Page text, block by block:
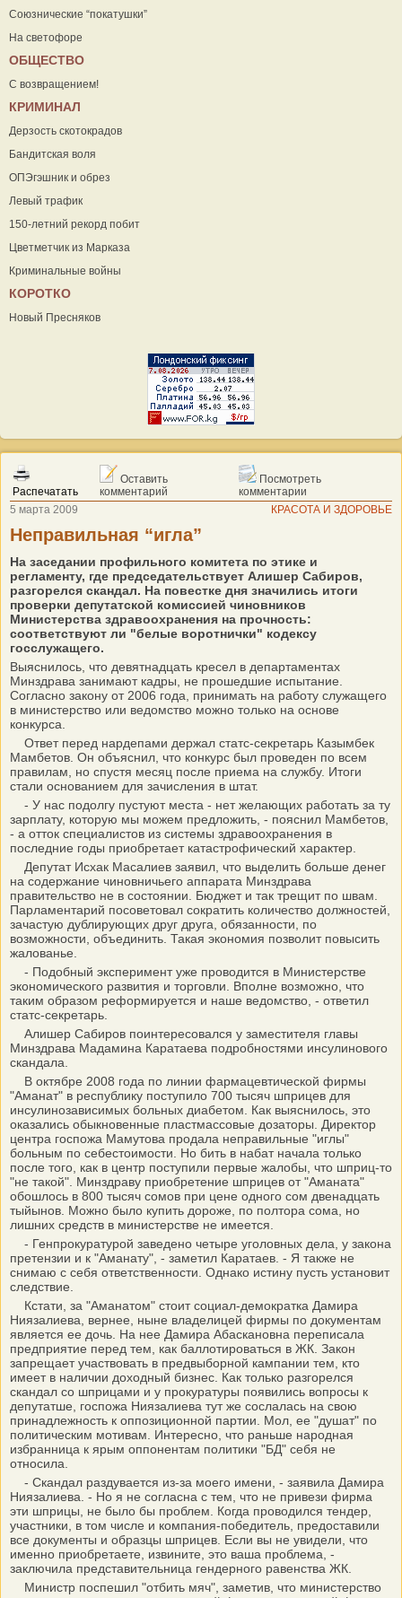
Союзнические “покатушки”
На светофоре
ОБЩЕСТВО
С возвращением!
КРИМИНАЛ
Дерзость скотокрадов
Бандитская воля
ОПЭгэшник и обрез
Левый трафик
150-летний рекорд побит
Цветметчик из Марказа
Криминальные войны
КОРОТКО
Новый Пресняков
Распечатать
Оставить
комментарий
Посмотреть
комментарии
5 марта 2009
КРАСОТА И ЗДОРОВЬЕ
Неправильная “игла”
На заседании профильного комитета по этике и
регламенту, где председательствует Алишер Сабиров,
разгорелся скандал. На повестке дня значились итоги
проверки депутатской комиссией чиновников
Министерства здравоохранения на прочность:
соответствуют ли "белые воротнички" кодексу
госслужащего.
Выяснилось, что девятнадцать кресел в департаментах
Минздрава занимают кадры, не прошедшие испытание.
Согласно закону от 2006 года, принимать на работу служащего
в министерство или ведомство можно только на основе
конкурса.
Ответ перед нардепами держал статс-секретарь Казымбек
Мамбетов. Он объяснил, что конкурс был проведен по всем
правилам, но спустя месяц после приема на службу. Итоги
стали основанием для зачисления в штат.
- У нас подолгу пустуют места - нет желающих работать за ту
зарплату, которую мы можем предложить, - пояснил Мамбетов,
- а отток специалистов из системы здравоохранения в
последние годы приобретает катастрофический характер.
Депутат Исхак Масалиев заявил, что выделить больше денег
на содержание чиновничьего аппарата Минздрава
правительство не в состоянии. Бюджет и так трещит по швам.
Парламентарий посоветовал сократить количество должностей,
зачастую дублирующих друг друга, обязанности, по
возможности, объединить. Такая экономия позволит повысить
жалованье.
- Подобный эксперимент уже проводится в Министерстве
экономического развития и торговли. Вполне возможно, что
таким образом реформируется и наше ведомство, - ответил
статс-секретарь.
Алишер Сабиров поинтересовался у заместителя главы
Минздрава Мадамина Каратаева подробностями инсулинового
скандала.
В октябре 2008 года по линии фармацевтической фирмы
"Аманат" в республику поступило 700 тысяч шприцев для
инсулинозависимых больных диабетом. Как выяснилось, это
оказались обыкновенные пластмассовые дозаторы. Директор
центра госпожа Мамутова продала неправильные "иглы"
больным по себестоимости. Но бить в набат начала только
после того, как в центр поступили первые жалобы, что шприц-то
"не такой". Минздраву приобретение шприцев от "Аманата"
обошлось в 800 тысяч сомов при цене одного сом двенадцать
тыйынов. Можно было купить дороже, по полтора сома, но
лишних средств в министерстве не имеется.
- Генпрокуратурой заведено четыре уголовных дела, у закона
претензии и к "Аманату", - заметил Каратаев. - Я также не
снимаю с себя ответственности. Однако истину пусть установит
следствие.
Кстати, за "Аманатом" стоит социал-демократка Дамира
Ниязалиева, вернее, ныне владелицей фирмы по документам
является ее дочь. На нее Дамира Абаскановна переписала
предприятие перед тем, как баллотироваться в ЖК. Закон
запрещает участвовать в предвыборной кампании тем, кто
имеет в наличии доходный бизнес. Как только разгорелся
скандал со шприцами и у прокуратуры появились вопросы к
депутатше, госпожа Ниязалиева тут же сослалась на свою
принадлежность к оппозиционной партии. Мол, ее "душат" по
политическим мотивам. Интересно, что раньше народная
избранница к ярым оппонентам политики "БД" себя не
относила.
- Скандал раздувается из-за моего имени, - заявила Дамира
Ниязалиева. - Но я не согласна с тем, что не привези фирма
эти шприцы, не было бы проблем. Когда проводился тендер,
участники, в том числе и компания-победитель, предоставили
все документы и образцы шприцев. Если вы не увидели, что
именно приобретаете, извините, это ваша проблема, -
заключила представительница гендерного равенства ЖК.
Министр поспешил "отбить мяч", заметив, что министерство